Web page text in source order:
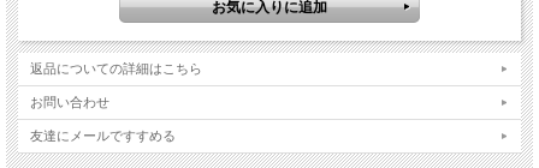
返品についての詳細はこちら
お問い合わせ
友達にメールですすめる